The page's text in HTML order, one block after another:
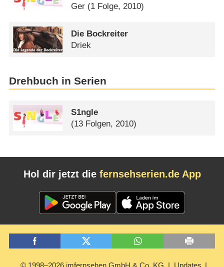
Ger (1 Folge, 2010)
Die Bockreiter
Driek
Drehbuch in Serien
S1ngle
(13 Folgen, 2010)
Hol dir jetzt die fernsehserien.de App
© 1998–2026 imfernsehen GmbH & Co. KG Updates